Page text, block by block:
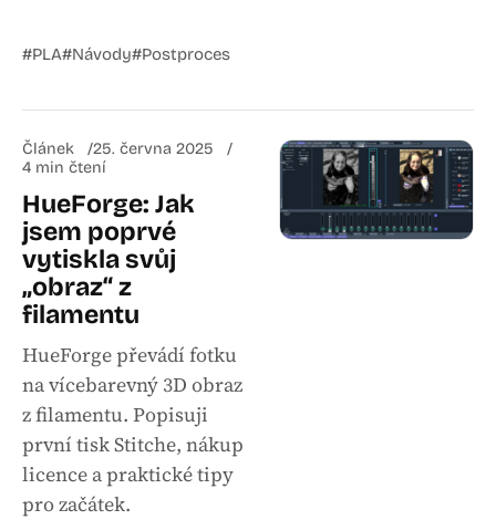
#PLA#Návody#Postproces
Článek
25. června 2025
4 min čtení
HueForge: Jak
jsem poprvé
vytiskla svůj
„obraz“ z
filamentu
HueForge převádí fotku
na vícebarevný 3D obraz
z filamentu. Popisuji
první tisk Stitche, nákup
licence a praktické tipy
pro začátek.